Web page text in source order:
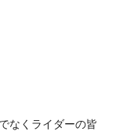
なくライダーの皆